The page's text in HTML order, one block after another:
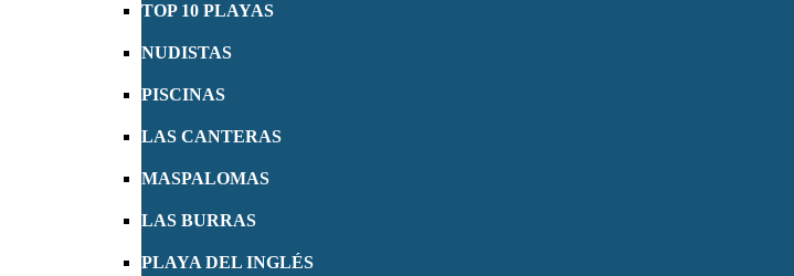
TOP 10 PLAYAS
NUDISTAS
PISCINAS
LAS CANTERAS
MASPALOMAS
LAS BURRAS
PLAYA DEL INGLÉS